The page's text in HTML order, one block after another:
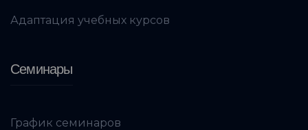
Адаптация учебных курсов
Семинары
График семинаров